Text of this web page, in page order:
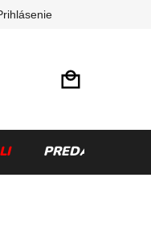
PREDÁVANÉ